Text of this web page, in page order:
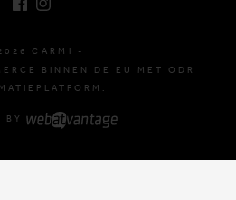
CARMI -
BINNEN DE EU MET ODR
BY